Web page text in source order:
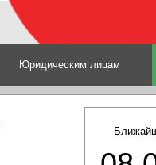
Юридическим лицам